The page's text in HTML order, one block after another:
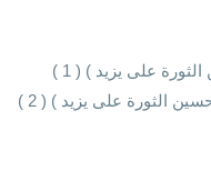
على يزيد ) ( 1 )
الثورة على يزيد ) ( 2 )